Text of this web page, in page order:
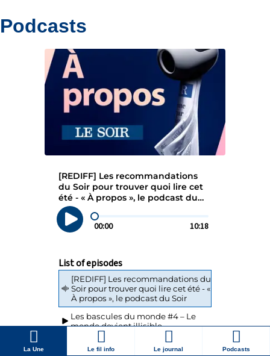
La Une Le fil info Le journal Podcasts
Podcasts